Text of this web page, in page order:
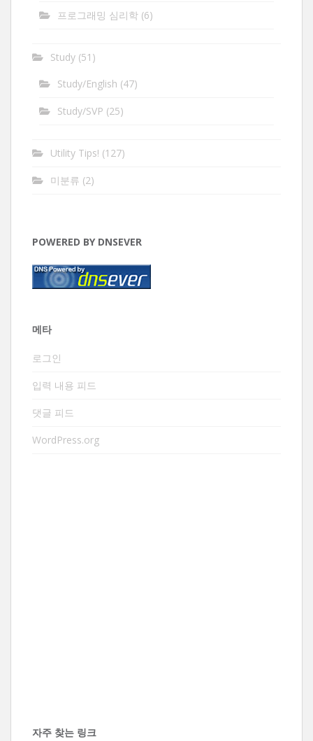
프로그래밍 심리학 (6)
Study (51)
Study/English (47)
Study/SVP (25)
Utility Tips! (127)
미분류 (2)
POWERED BY DNSEVER
메타
로그인
입력 내용 피드
댓글 피드
WordPress.org
자주 찾는 링크